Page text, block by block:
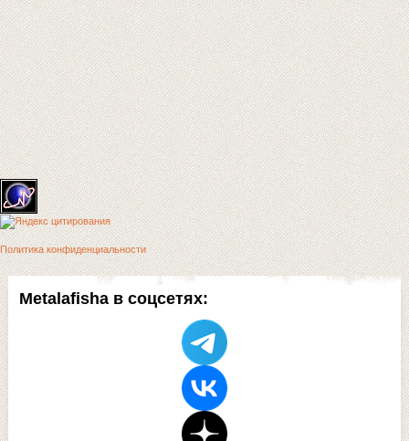
Metalafisha в соцсетях:
Политика конфиденциальности